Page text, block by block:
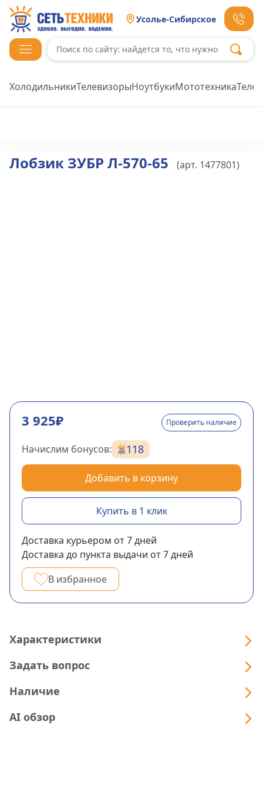
Усолье-Сибирское
ХолодильникиТелевизорыНоутбукиМототехника
Лобзик ЗУБР Л-570-65 (арт. 1477801)
3 925₽ Проверить наличие
Начислим бонусов: 118
Добавить в корзину
Купить в 1 клик
Доставка курьером от 7дней
Доставка до пункта выдачи от 7дней
В избранное
Характеристики
Задать вопрос
Наличие
AI обзор